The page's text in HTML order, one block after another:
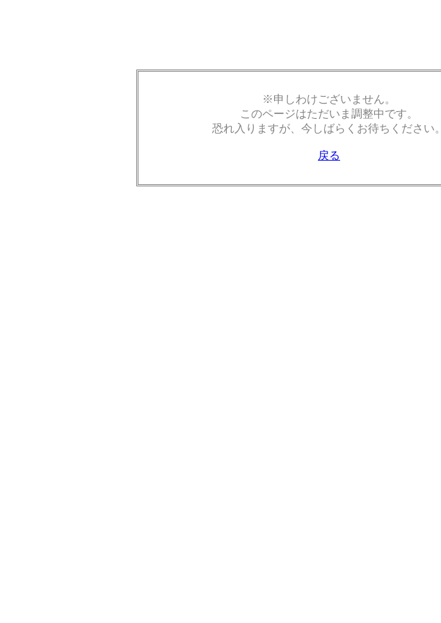
※申しわけございません。
このページはただいま調整中です。
恐れ入りますが、今しばらくお待ちください。
戻る